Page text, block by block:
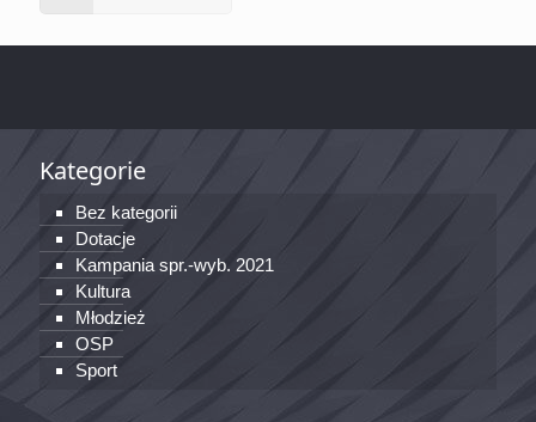
Kategorie
Bez kategorii
Dotacje
Kampania spr.-wyb. 2021
Kultura
Młodzież
OSP
Sport